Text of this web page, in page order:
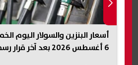
أسعار البنزين والسولار اليوم
6 أغسطس 2026 بعد آخر قرار رسمي